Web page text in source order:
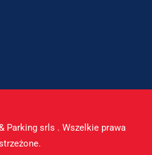
Parking srls . Wszelkie prawa